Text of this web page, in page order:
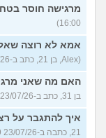
מרגישה חוסר
16:00)
אמא לא רוצה
(Alex, בן 21, כתב ב-23/07/26 16:01)
האם מה שאני
בן 31, כתב ב-23/07/26 15:50)
איך להתגבר על
21, כתבה ב-23/07/26 15:39)